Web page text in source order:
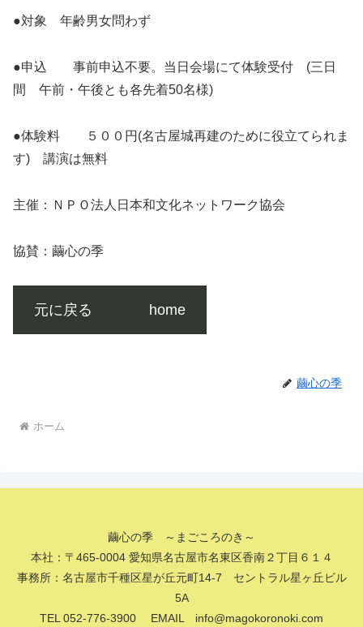
●対象 年齢男女問わず
●申込 事前申込不要。当日会場にて体験受付 (三日
間 午前・午後とも各先着50名様)
●体験料 ５００円(名古屋城再建のために役立てられま
す) 講演は無料
主催：ＮＰＯ法人日本和文化ネットワーク協会
協賛：繭心の季
元に戻る home
繭心の季
ホーム
繭心の季 ～まごころのき～
本社：〒465-0004 愛知県名古屋市名東区香南２丁目６１４
事務所：名古屋市千種区星が丘元町14-7 セントラル星ヶ丘ビル
5A
TEL 052-776-3900 EMAIL info@magokoronoki.com